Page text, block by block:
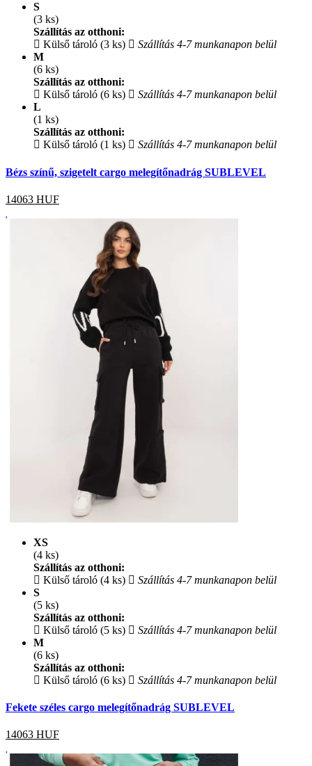
S
(3 ks)
Szállítás az otthoni:
Külső tároló (3 ks)
Szállítás 4-7 munkanapon belül
M
(6 ks)
Szállítás az otthoni:
Külső tároló (6 ks)
Szállítás 4-7 munkanapon belül
L
(1 ks)
Szállítás az otthoni:
Külső tároló (1 ks)
Szállítás 4-7 munkanapon belül
Bézs színű, szigetelt cargo melegítőnadrág SUBLEVEL
14063 HUF
XS
(4 ks)
Szállítás az otthoni:
Külső tároló (4 ks)
Szállítás 4-7 munkanapon belül
S
(5 ks)
Szállítás az otthoni:
Külső tároló (5 ks)
Szállítás 4-7 munkanapon belül
M
(6 ks)
Szállítás az otthoni:
Külső tároló (6 ks)
Szállítás 4-7 munkanapon belül
Fekete széles cargo melegítőnadrág SUBLEVEL
14063 HUF